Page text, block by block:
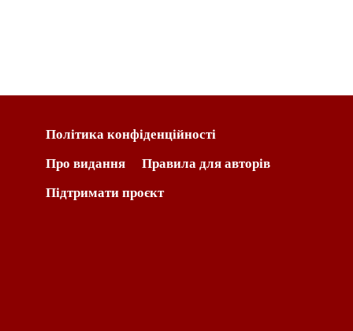
Політика конфіденційності
Про видання
Правила для авторів
Підтримати проєкт